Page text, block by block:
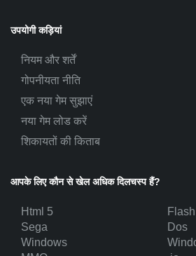
उपयोगी कड़ियां
नियम और शर्तें
गोपनीयता नीति
एक नया गेम सुझाएं
नया गेम लोड करें
शिकायतों की किताब
आपके लिए कौन से खेल अधिक दिलचस्प हैं?
Html 5
Flash
Sega
Dos
Windows